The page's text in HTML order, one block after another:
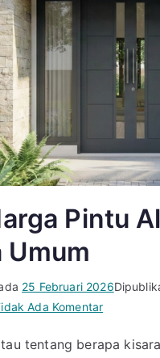
Pintu
Umum
25 Februari 2026
Ada Komentarpada
Tau!
tentang berapa